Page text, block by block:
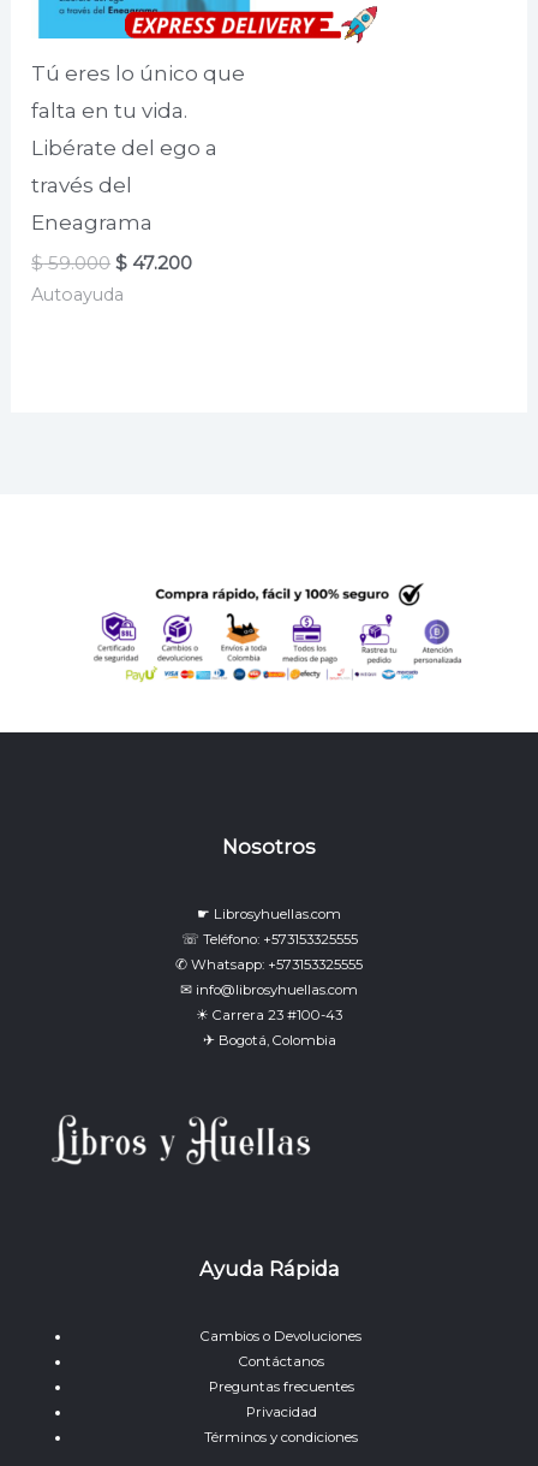
Tú eres lo único que
falta en tu vida.
Libérate del ego a
través del
Eneagrama
$59.000 El
original
$ 47.200El
Autoayuda
Nosotros
☛ Librosyhuellas.com
☏ Teléfono: +573153325555
✆ Whatsapp: +573153325555
✉ info@librosyhuellas.com
☀ Carrera 23 #100-43
✈ Bogotá, Colombia
Ayuda Rápida
Cambios o Devoluciones
Contáctanos
Preguntas frecuentes
Privacidad
Términos y condiciones